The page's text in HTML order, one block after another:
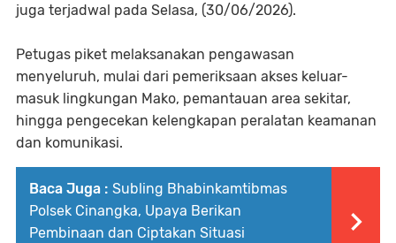
juga terjadwal pada Selasa, (30/06/2026).
Petugas piket melaksanakan pengawasan
menyeluruh, mulai dari pemeriksaan akses keluar-
masuk lingkungan Mako, pemantauan area sekitar,
hingga pengecekan kelengkapan peralatan keamanan
dan komunikasi.
Baca Juga : Subling Bhabinkamtibmas
Polsek Cinangka, Upaya Berikan
Pembinaan dan Ciptakan Situasi